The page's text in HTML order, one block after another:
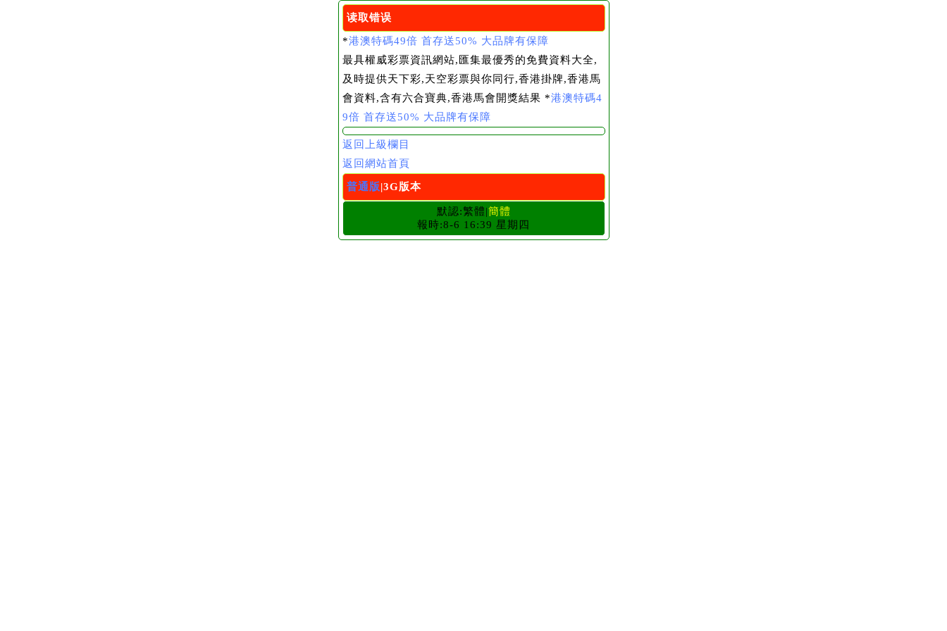
读取错误
*港澳特碼49倍 首存送50% 大品牌有保障
最具權威彩票資訊網站,匯集最優秀的免費資料大全,
及時提供天下彩,天空彩票與你同行,香港掛牌,香港馬
會資料,含有六合寶典,香港馬會開獎結果 *港澳特碼4
9倍 首存送50% 大品牌有保障
返回上級欄目
返回網站首頁
普通版|3G版本
默認:繁體|簡體
報時:8-6 16:39 星期四